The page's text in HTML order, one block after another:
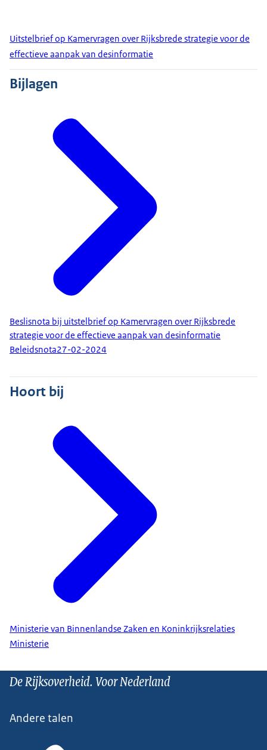
Uitstelbrief op Kamervragen over Rijksbrede strategie voor de
effectieve aanpak van desinformatie
Bijlagen
Beslisnota bij uitstelbrief op Kamervragen over Rijksbrede
strategie voor de effectieve aanpak van desinformatie
Beleidsnota27-02-2024
Hoort bij
Ministerie van Binnenlandse Zaken en Koninkrijksrelaties
Ministerie
De Rijksoverheid. Voor Nederland
Andere talen